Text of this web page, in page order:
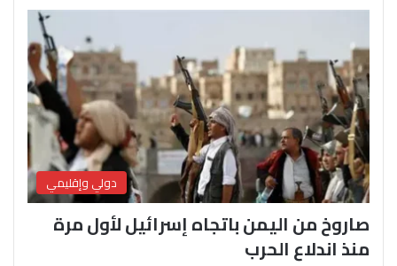
دولي وإقليمي
صاروخ من اليمن باتجاه إسرائيل لأول مرة
منذ اندلاع الحرب